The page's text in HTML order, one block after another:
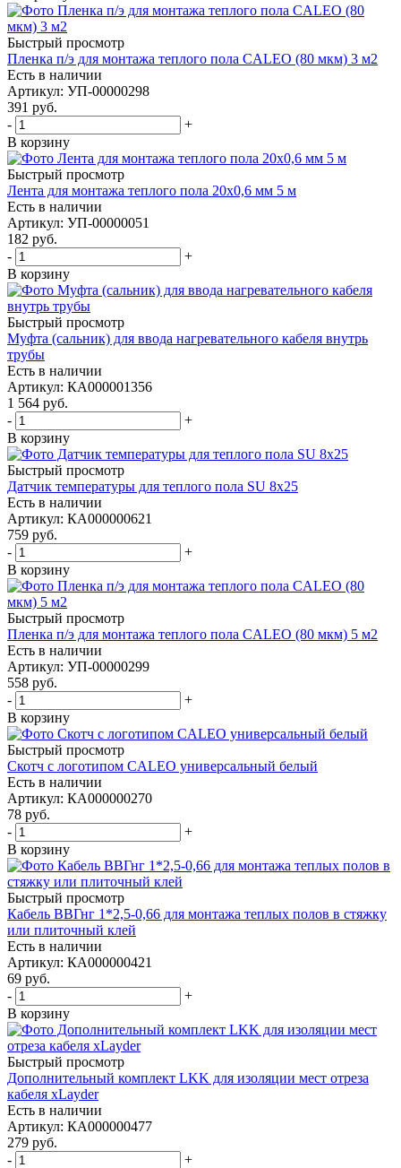
Быстрый просмотр
Пленка п/э для монтажа теплого пола CALEO (80 мкм) 3 м2
Есть в наличии
Артикул: УП-00000298
391 руб.
-
+
В корзину
Быстрый просмотр
Лента для монтажа теплого пола 20х0,6 мм 5 м
Есть в наличии
Артикул: УП-00000051
182 руб.
-
+
В корзину
Быстрый просмотр
Муфта (сальник) для ввода нагревательного кабеля внутрь
трубы
Есть в наличии
Артикул: КА000001356
1 564 руб.
-
+
В корзину
Быстрый просмотр
Датчик температуры для теплого пола SU 8х25
Есть в наличии
Артикул: КА000000621
759 руб.
-
+
В корзину
Быстрый просмотр
Пленка п/э для монтажа теплого пола CALEO (80 мкм) 5 м2
Есть в наличии
Артикул: УП-00000299
558 руб.
-
+
В корзину
Быстрый просмотр
Скотч с логотипом CALEO универсальный белый
Есть в наличии
Артикул: КА000000270
78 руб.
-
+
В корзину
Быстрый просмотр
Кабель ВВГнг 1*2,5-0,66 для монтажа теплых полов в стяжку
или плиточный клей
Есть в наличии
Артикул: КА000000421
69 руб.
-
+
В корзину
Быстрый просмотр
Дополнительный комплект LKK для изоляции мест отреза
кабеля xLayder
Есть в наличии
Артикул: КА000000477
279 руб.
-
+